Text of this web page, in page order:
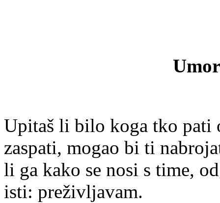
Upitaš li bilo koga tko pati
zaspati, mogao bi ti
li ga kako se nosi s time,
isti: preživljavam.